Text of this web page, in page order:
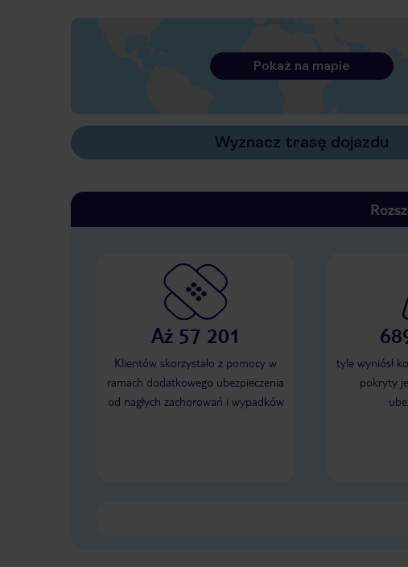
Pokaż na mapie
Wyznacz trasę dojazdu
Aż 57 201
Klientów skorzystało z pomocy w
ramach dodatkowego ubezpieczenia
od nagłych zachorowań i wypadków
tyle wyniósł
pokryty